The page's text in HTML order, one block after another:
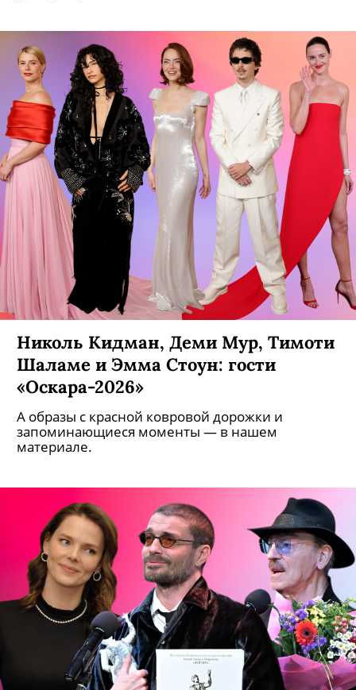
Николь Кидман, Деми Мур, Тимоти
Шаламе и Эмма Стоун: гости
«Оскара-2026»
А образы с красной ковровой дорожки и
запоминающиеся моменты — в нашем
материале.